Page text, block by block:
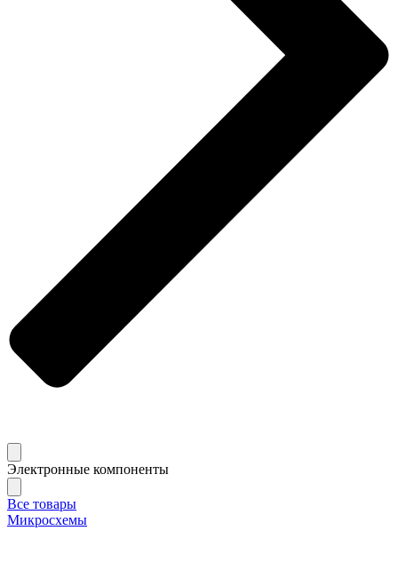
Электронные компоненты
Все товары
Микросхемы